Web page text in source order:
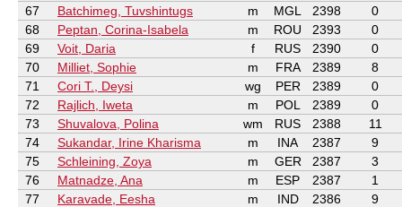
67
Batchimeg, Tuvshintugs m MGL 2398
0
68
Peptan, Corina-Isabela m ROU 2393
0
69
Voit, Daria f RUS 2390
0
70
Milliet, Sophie m FRA 2389
8
71
Cori T., Deysi wg PER 2389
0
72
Rajlich, Iweta m POL 2389
0
73
Shuvalova, Polina wm RUS 2388
11
74
Sukandar, Irine Kharisma m INA 2387
9
75
Schleining, Zoya m GER 2387
3
76
Matnadze, Ana m ESP 2387
1
77
Karavade, Eesha m IND 2386
9